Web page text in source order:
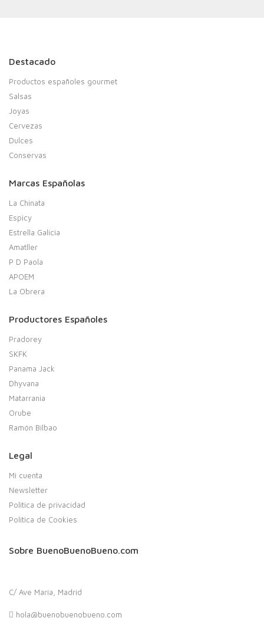
Destacado
Productos españoles gourmet
Salsas
Joyas
Cervezas
Dulces
Conservas
Marcas Españolas
La Chinata
Espicy
Estrella Galicia
Amatller
P D Paola
APOEM
La Obrera
Productores Españoles
Pradorey
SKFK
Panama Jack
Dhyvana
Matarrania
Orube
Ramón Bilbao
Legal
Mi cuenta
Newsletter
Política de privacidad
Política de Cookies
Sobre BuenoBuenoBueno.com
C/ Ave María, Madrid
hola@buenobuenobueno.com